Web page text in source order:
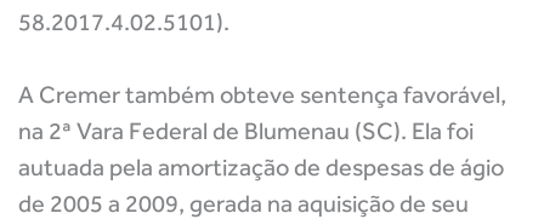
58.2017.4.02.5101).
A Cremer também obteve sentença favorável,
na 2ª Vara Federal de Blumenau (SC). Ela foi
autuada pela amortização de despesas de ágio
de 2005 a 2009, gerada na aquisição de seu